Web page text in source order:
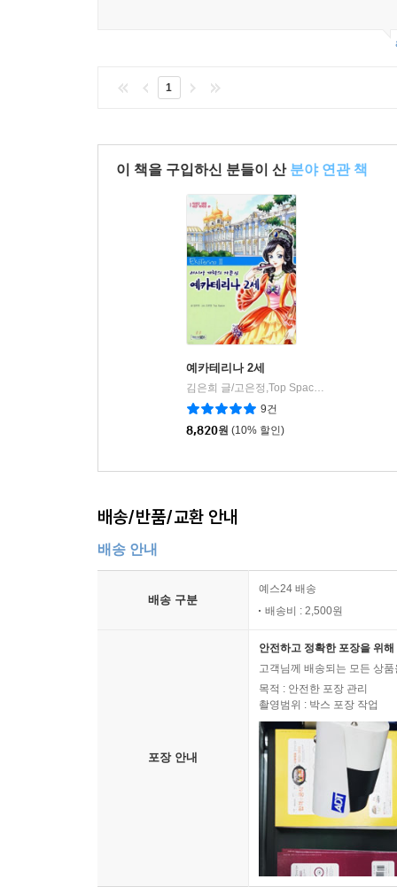
1
이 책을 구입하신 분들이 산 분야 연관 책
예카테리나 2세
김은희 글/고은정,Top Space 그림
9건
8,820원 (10% 할인)
배송/반품/교환 안내
배송 안내
배송 구분
예스24 배송
배송비 : 2,500원
포장 안내
안전하고 정확한 포장을 위
고객님께 배송되는 모든 상
목적 : 안전한 포장 관리
촬영범위 : 박스 포장 작업